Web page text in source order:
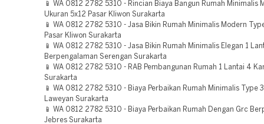
📱 WA 0812 2782 5310 - Rincian Biaya Bangun Rumah Minimalis
Ukuran 5x12 Pasar Kliwon Surakarta
📱 WA 0812 2782 5310 - Jasa Bikin Rumah Minimalis Modern
Pasar Kliwon Surakarta
📱 WA 0812 2782 5310 - Jasa Bikin Rumah Minimalis Elegan 1
Berpengalaman Serengan Surakarta
📱 WA 0812 2782 5310 - RAB Pembangunan Rumah 1 Lantai 4
Surakarta
📱 WA 0812 2782 5310 - Biaya Perbaikan Rumah Minimalis Type
Laweyan Surakarta
📱 WA 0812 2782 5310 - Biaya Perbaikan Rumah Dengan Grc
Jebres Surakarta